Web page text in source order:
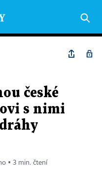
české
s nimi
▪ 3 min. čtení